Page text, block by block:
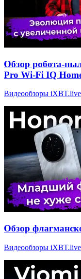
Обзор робота-
Pro Wi-Fi IQ
Видеообзоры iXBT.live
Обзор
Видеообзоры iXBT.live